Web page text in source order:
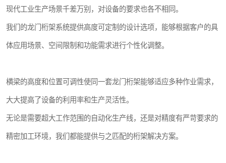
现代工业生产场景千差万别，对设备的要求也各不相同。
我们的龙门桁架系统提供高度可定制的设计选项，能够根据客户的具
体应用场景、空间限制和功能需求进行个性化调整。
横梁的高度和位置可调性使同一套龙门桁架能够适应多种作业需求，
大大提高了设备的利用率和生产灵活性。
无论是需要超大工作范围的自动化生产线，还是对精度有严苛要求的
精密加工环境，我们都能提供与之匹配的桁架解决方案。